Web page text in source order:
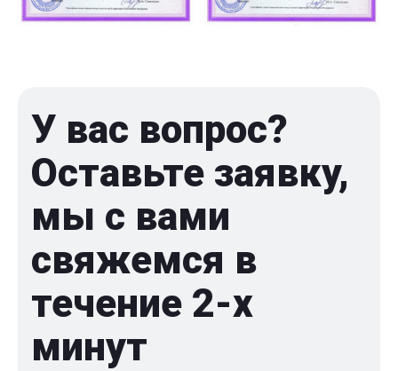
У вас вопрос?
Оставьте заявку,
мы с вами
свяжемся в
течение 2-x
минут